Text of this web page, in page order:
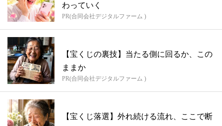
わっていく
PR(合同会社デジタルファーム )
【宝くじの裏技】当たる側に回るか、この
ままか
PR(合同会社デジタルファーム )
【宝くじ落選】外れ続ける流れ、ここで断